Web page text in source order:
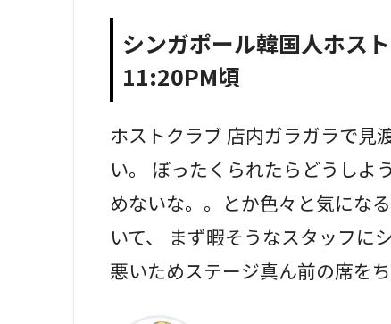
シンガポール韓国人ホス
11:20PM頃
ホストクラブ 店内ガラガラで見
い。 ぼったくられたらどうしよ
めないな。。とか色々と気にな
いて、 まず暇そうなスタッフに
悪いためステージ真ん前の席を